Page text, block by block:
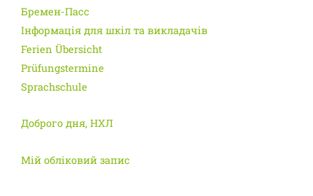
Бремен-Пасс
Інформація для шкіл та викладачів
Ferien Übersicht
Prüfungstermine
Sprachschule
Доброго дня, НХЛ
Мій обліковий запис